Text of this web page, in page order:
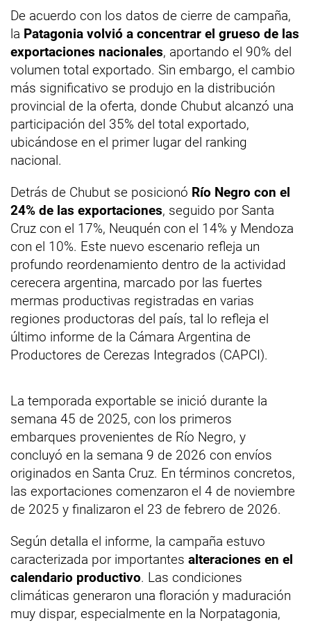
De acuerdo con los datos de cierre de campaña,
la Patagonia volvió a concentrar el grueso de las
exportaciones nacionales, aportando el 90% del
volumen total exportado. Sin embargo, el cambio
más significativo se produjo en la distribución
provincial de la oferta, donde Chubut alcanzó una
participación del 35% del total exportado,
ubicándose en el primer lugar del ranking
nacional.
Detrás de Chubut se posicionó Río Negro con el
24% de las exportaciones, seguido por Santa
Cruz con el 17%, Neuquén con el 14% y Mendoza
con el 10%. Este nuevo escenario refleja un
profundo reordenamiento dentro de la actividad
cerecera argentina, marcado por las fuertes
mermas productivas registradas en varias
regiones productoras del país, tal lo refleja el
último informe de la Cámara Argentina de
Productores de Cerezas Integrados (CAPCI).
La temporada exportable se inició durante la
semana 45 de 2025, con los primeros
embarques provenientes de Río Negro, y
concluyó en la semana 9 de 2026 con envíos
originados en Santa Cruz. En términos concretos,
las exportaciones comenzaron el 4 de noviembre
de 2025 y finalizaron el 23 de febrero de 2026.
Según detalla el informe, la campaña estuvo
caracterizada por importantes alteraciones en el
calendario productivo. Las condiciones
climáticas generaron una floración y maduración
muy dispar, especialmente en la Norpatagonia,